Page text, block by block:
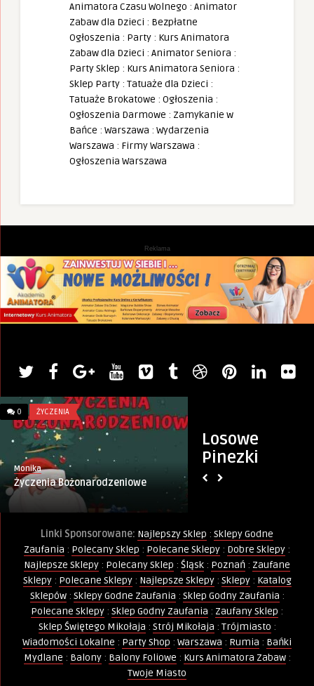
Animatora Czasu Wolnego : Animator
Zabaw dla Dzieci : Bezpłatne
Ogłoszenia : Party : Kurs Animatora
Zabaw dla Dzieci : Animator Seniora :
Party Sklep : Kurs Animatora Seniora :
Sklep Party : Tatuaże dla Dzieci :
Tatuaże Brokatowe : Ogłoszenia :
Ogłoszenia Darmowe : Zamykanie w
Bańce : Warszawa : Wydarzenia
Warszawa : Firmy Warszawa :
Ogłoszenia Warszawa
Reklama
Losowe
Pinezki
0 ŻYCZENIA
Monika
Życzenia Bożonarodzeniowe
Linki Sponsorowane: Najlepszy Sklep : Sklepy Godne
Zaufania : Polecany Sklep : Polecane Sklepy : Dobre Sklepy :
Najlepsze Sklepy : Polecany Sklep : Śląsk : Poznań : Zaufane
Sklepy: Polecane Sklepy: Najlepsze Sklepy: Sklepy: Katalog
Sklepów: Sklepy Godne Zaufania : Sklep Godny Zaufania :
Polecane Sklepy : Sklep Godny Zaufania : Zaufany Sklep :
Sklep Świętego Mikołaja : Strój Mikołaja : Trójmiasto :
Wiadomości Lokalne : Party Shop : Warszawa : Rumia : Bańki
Mydlane : Balony: Balony Foliowe : Kurs Animatora Zabaw:
Twoje Miasto